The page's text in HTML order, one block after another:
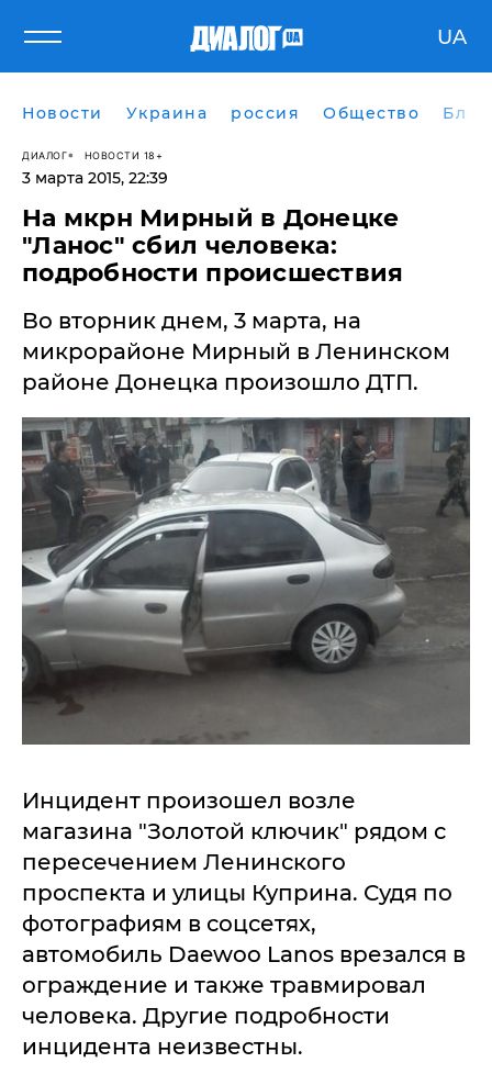
UA
Новости Украина россия Общество
ДИАЛОГ НОВОСТИ 18+
3 марта 2015, 22:39
На мкрн Мирный в Донецке
"Ланос" сбил человека:
подробности происшествия
Во вторник днем, 3 марта, на
микрорайоне Мирный в Ленинском
районе Донецка произошло ДТП.
Инцидент произошел возле
магазина "Золотой ключик" рядом с
пересечением Ленинского
проспекта и улицы Куприна. Судя по
фотографиям в соцсетях,
автомобиль Daewoo Lanos врезался в
ограждение и также травмировал
человека. Другие подробности
инцидента неизвестны.